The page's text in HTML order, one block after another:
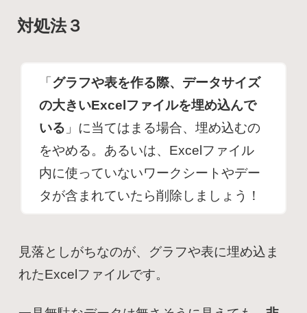
対処法３
「 グラフや表を作る際、データサイズ
の大きいExcelファイルを埋め込んで
いる 」に当てはまる場合、埋め込むの
をやめる。あるいは、Excelファイル
内に使っていないワークシートやデー
タが含まれていたら削除しましょう！
見落としがちなのが、グラフや表に埋め込ま
れたExcelファイルです。